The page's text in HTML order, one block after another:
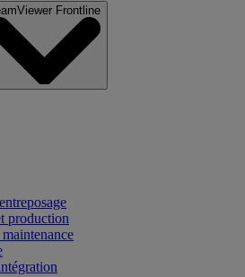
Frontline
production